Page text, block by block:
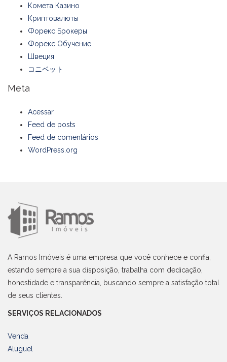
Комета Казино
Криптовалюты
Форекс Брокеры
Форекс Обучение
Швеция
コニベット
Meta
Acessar
Feed de posts
Feed de comentários
WordPress.org
A Ramos Imóveis é uma empresa que você conhece e confia,
estando sempre a sua disposição, trabalha com dedicação,
honestidade e transparência, buscando sempre a satisfação total
de seus clientes.
SERVIÇOS RELACIONADOS
Venda
Aluguel